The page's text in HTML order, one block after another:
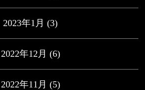
2023年1月 (3)
2022年12月 (6)
2022年11月 (5)